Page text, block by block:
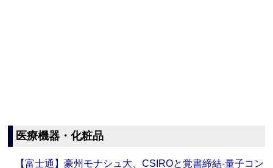
医療機器・化粧品
【富士通】豪州モナシュ大、CSIROと覚書締結‐量子コン